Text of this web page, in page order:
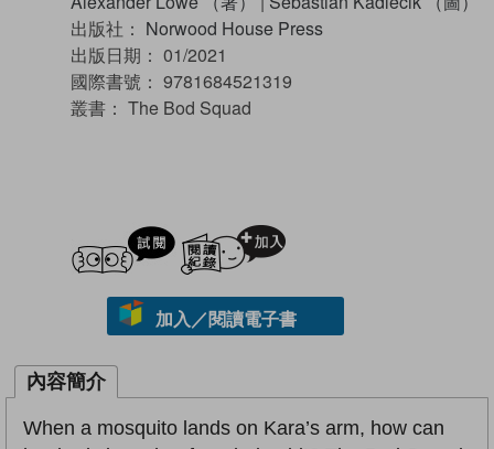
出版社： Norwood House Press
出版日期： 01/2021
國際書號： 9781684521319
叢書： The Bod Squad
試閲
加入／閱讀電子書
內容簡介
When a mosquito lands on Kara’s arm, how can